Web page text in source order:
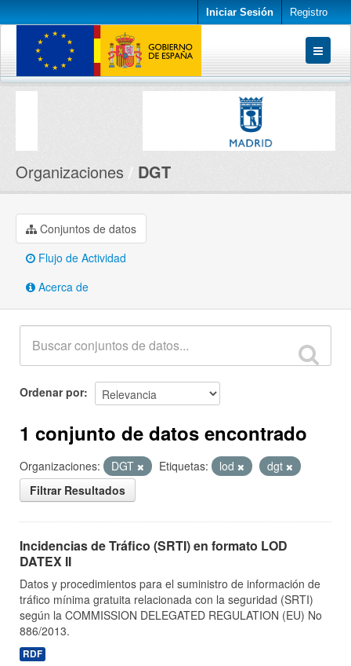
Iniciar Sesión Registro
Conjuntos de datos
Organizaciones DGT
Conjuntos de datos
Flujo de Actividad
Acerca de
Ordenar por
1 conjunto de datos encontrado
Organizaciones: DGT Etiquetas: lod
dgt
Filtrar Resultados
Incidencias de Tráfico (SRTI) en formato LOD
DATEX II
Datos y procedimientos para el suministro de información de
tráfico mínima gratuita relacionada con la seguridad (SRTI)
según la COMMISSION DELEGATED REGULATION (EU) No
886/2013.
RDF